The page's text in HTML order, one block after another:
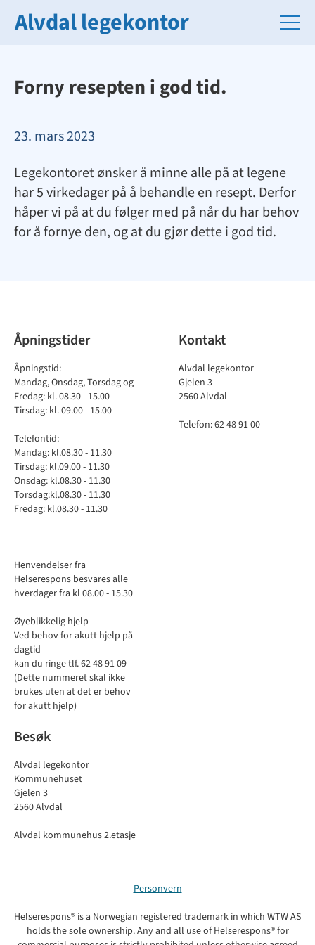
Alvdal legekontor
Forny resepten i god tid.
23. mars 2023
Legekontoret ønsker å minne alle på at legene
har 5 virkedager på å behandle en resept. Derfor
håper vi på at du følger med på når du har behov
for å fornye den, og at du gjør dette i god tid.
Åpningstider
Åpningstid:
Mandag, Onsdag, Torsdag og
Fredag: kl. 08.30 - 15.00
Tirsdag: kl. 09.00 - 15.00
Telefontid:
Mandag: kl.08.30 - 11.30
Tirsdag: kl.09.00 - 11.30
Onsdag: kl.08.30 - 11.30
Torsdag:kl.08.30 - 11.30
Fredag: kl.08.30 - 11.30
Henvendelser fra
Helserespons besvares alle
hverdager fra kl 08.00 - 15.30
Øyeblikkelig hjelp
Ved behov for akutt hjelp på
dagtid
kan du ringe tlf. 62 48 91 09
(Dette nummeret skal ikke
brukes uten at det er behov
for akutt hjelp)
Kontakt
Alvdal legekontor
Gjelen 3
2560 Alvdal
Telefon: 62 48 91 00
Besøk
Alvdal legekontor
Kommunehuset
Gjelen 3
2560 Alvdal
Alvdal kommunehus 2.etasje
Personvern
Helserespons® is a Norwegian registered trademark in which WTW AS
holds the sole ownership. Any and all use of Helserespons® for